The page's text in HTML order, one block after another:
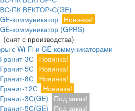
ВС-ПК ВЕКТОР-С(GE)
GE-коммуникатор Новинка!
GE-коммуникатор (GPRS)
(снят с производства)
с Wi-Fi и GE-коммуникаторами
Гранит-3С Новинка!
Гранит-5С Новинка!
Гранит-8С Новинка!
Гранит-12С Новинка!
Гранит-3С(GE)
Под заказ!
Гранит-5С(GE)
Под заказ!